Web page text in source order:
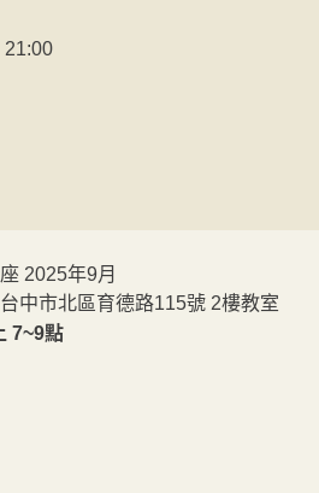
21:00
2025年9月
中市北區育德路115號 2樓教室
7~9點